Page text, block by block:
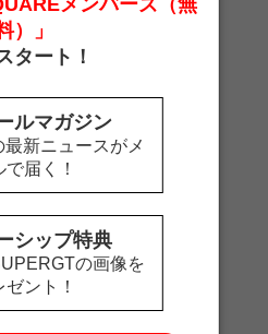
学生
いただきます。
）」
タート！
ルマガジン
新ニュースがメ
で届く！
シップ特典
の画像を
ゼント！